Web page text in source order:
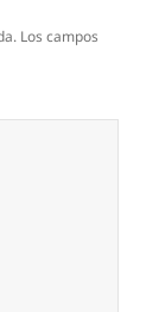
Los campos